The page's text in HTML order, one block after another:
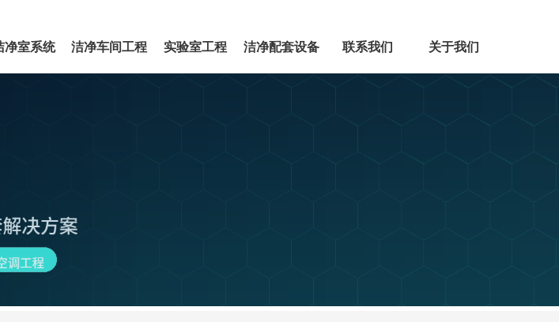
净室系统 洁净车间工程 实验室工程 洁净配套设备 联系我们 关于我们